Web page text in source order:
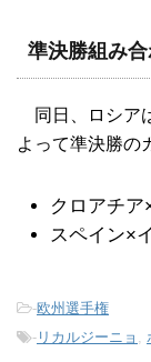
準決勝組み
同日、ロシアはセルビアを２−１で下し、準決勝進出。
よって準決勝の
クロアチア
スペイン×
-欧州選手権
- リカルジーニョ ,